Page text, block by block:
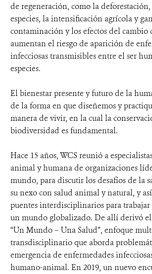
de regeneración, como la
especies, la intensificación agrícola y
contaminación y los efectos del cambio
aumentan el riesgo de aparición de
infecciosas transmisibles entre el ser
especies.
El bienestar presente y futuro de la
de la forma en que diseñemos y
manera de vivir, en la cual la
biodiversidad es fundamental.
Hace 15 años, WCS reunió a
animal y humana de organizaciones
mundo, para discutir los desafíos de la
su nexo con salud animal y natural, y
puentes interdisciplinarios para
un mundo globalizado. De allí derivó
“Un Mundo – Una Salud”, enfoque
transdisciplinario que aborda
emergencia de enfermedades
humano-animal. En 2019, un nuevo